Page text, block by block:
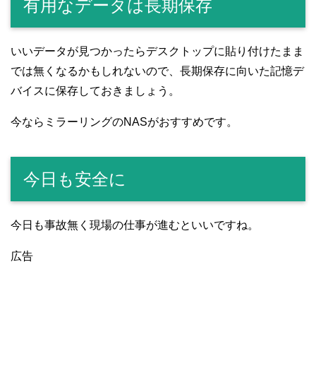
有用なデータは長期保存
いいデータが見つかったらデスクトップに貼り付けたまま
では無くなるかもしれないので、長期保存に向いた記憶デ
バイスに保存しておきましょう。
今ならミラーリングのNASがおすすめです。
今日も安全に
今日も事故無く現場の仕事が進むといいですね。
広告